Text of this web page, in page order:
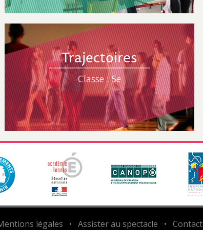
Trajectoires
Classe : 5e
légales • Assister au spectacle • Contact